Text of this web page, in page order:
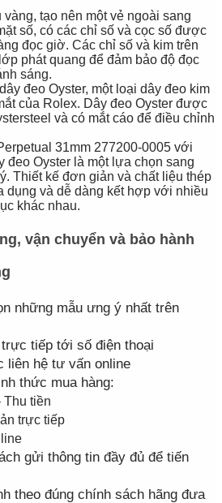
tạo nên một vẻ ngoài sang
số, có các chỉ số và cọc số được
đọc giờ. Các chỉ số và kim trên
phát quang để đảm bảo độ đọc
sáng.
đeo Oyster, một loại dây đeo kim
của Rolex. Dây đeo Oyster được
và có mắt cáo để điều chỉnh
31mm 277200-0005 với
đeo Oyster là một lựa chọn sang
Thiết kế đơn giản và chất liệu thép
dụng và dễ dàng kết hợp với nhiều
khác nhau.
vận chuyển và bảo hành
những mẫu ưng ý nhất trên
tiếp tới số điện thoại
liên hệ tư vấn online
thức mua hàng:
Thu tiền
trực tiếp
gửi thông tin đầy đủ để tiến
theo đúng chính sách hãng đưa